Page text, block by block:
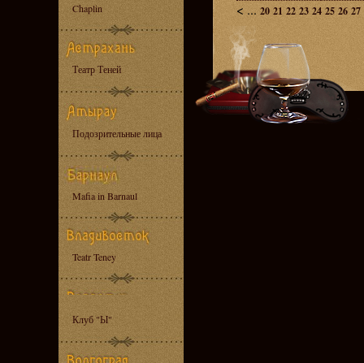
Chaplin
Театр Теней
Подозрительные лица
Mafia in Barnaul
Teatr Teney
Клуб "Ы"
< ...20 21 22 23 24 25 26 27